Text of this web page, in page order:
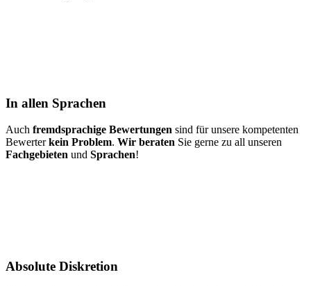
In allen Sprachen
Auch fremdsprachige Bewertungen sind für unsere kompetenten
Bewerterkein Problem. Wir beraten Sie gerne zu all unseren
Fachgebieten und Sprachen!
Absolute Diskretion